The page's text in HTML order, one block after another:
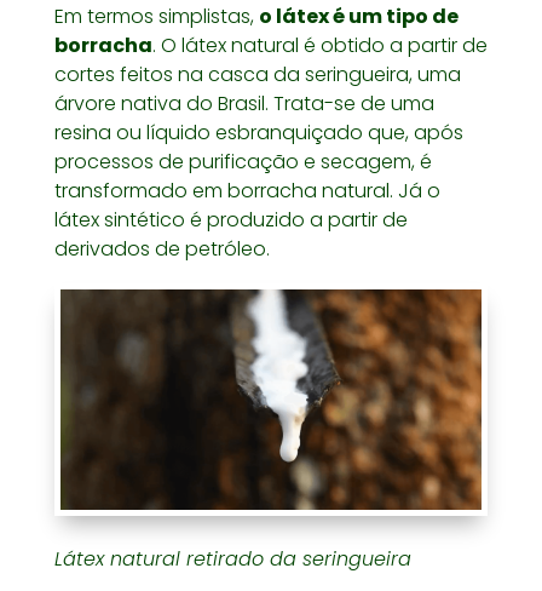
Em termos simplistas, o látex é um tipo de
borracha. O látex natural é obtido a partir de
cortes feitos na casca da seringueira, uma
árvore nativa do Brasil. Trata-se de uma
resina ou líquido esbranquiçado que, após
processos de purificação e secagem, é
transformado em borracha natural. Já o
látex sintético é produzido a partir de
derivados de petróleo.
Látex natural retirado da seringueira